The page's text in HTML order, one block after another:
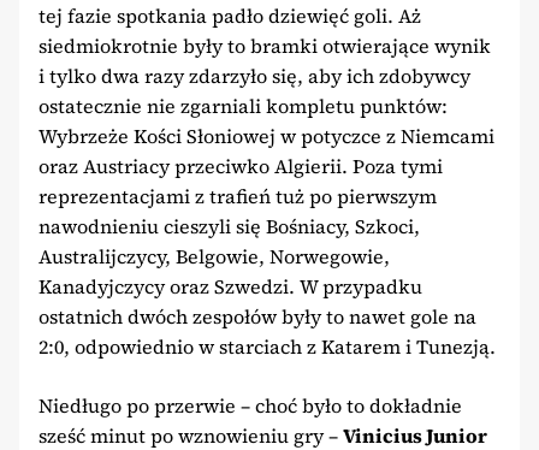
tej fazie spotkania padło dziewięć goli. Aż
siedmiokrotnie były to bramki otwierające wynik
i tylko dwa razy zdarzyło się, aby ich zdobywcy
ostatecznie nie zgarniali kompletu punktów:
Wybrzeże Kości Słoniowej w potyczce z Niemcami
oraz Austriacy przeciwko Algierii. Poza tymi
reprezentacjami z trafień tuż po pierwszym
nawodnieniu cieszyli się Bośniacy, Szkoci,
Australijczycy, Belgowie, Norwegowie,
Kanadyjczycy oraz Szwedzi. W przypadku
ostatnich dwóch zespołów były to nawet gole na
2:0, odpowiednio w starciach z Katarem i Tunezją.
Niedługo po przerwie – choć było to dokładnie
sześć minut po wznowieniu gry –Vinicius Junior